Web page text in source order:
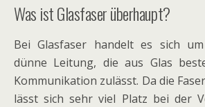
Was ist Glasfaser überhaupt?
Bei Glasfaser handelt es sich
dünne Leitung, die aus Glas
Kommunikation zulässt. Da die
lässt sich sehr viel Platz bei der